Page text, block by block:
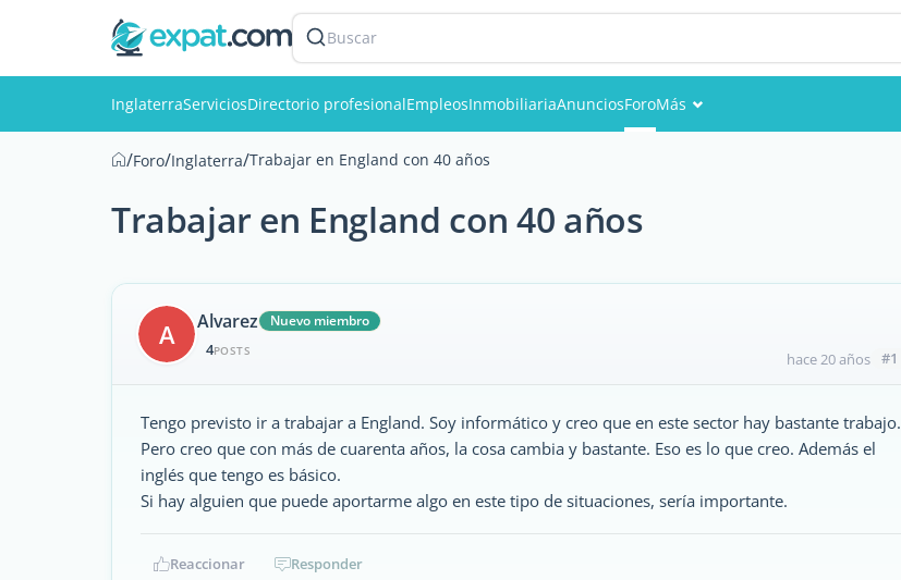
Buscar
InglaterraServiciosDirectorio profesionalEmpleosInmobiliariaAnunciosForoMás
/Foro/Inglaterra/Trabajar en England con 40 años
Trabajar en England con 40 años
A Alvarez Nuevo miembro
4POSTS hace 20 años #1
Tengo previsto ir a trabajar a England. Soy informático y creo que en este sector hay bastante trabajo.
Pero creo que con más de cuarenta años, la cosa cambia y bastante. Eso es lo que creo. Además el
inglés que tengo es básico.
Si hay alguien que puede aportarme algo en este tipo de situaciones, sería importante.
Reaccionar Responder